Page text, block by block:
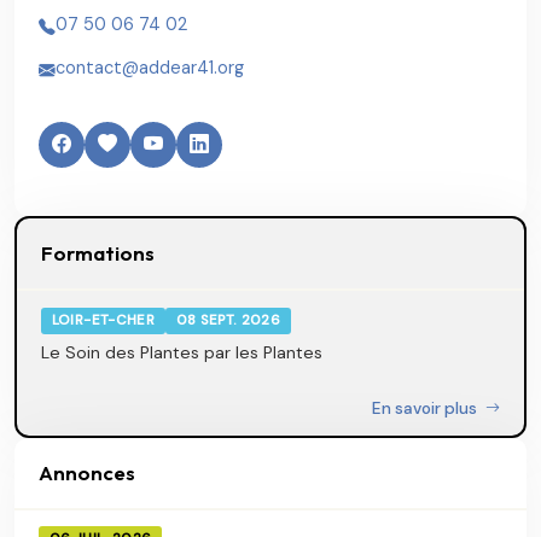
07 50 06 74 02
contact@addear41.org
Formations
LOIR-ET-CHER 08 SEPT. 2026
Le Soin des Plantes par les Plantes
En savoir plus
Annonces